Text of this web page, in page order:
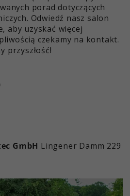
porad dotyczących
Odwiedź nasz salon
aby uzyskać więcej
czekamy na kontakt.
przyszłość!
GmbH Lingener Damm 229